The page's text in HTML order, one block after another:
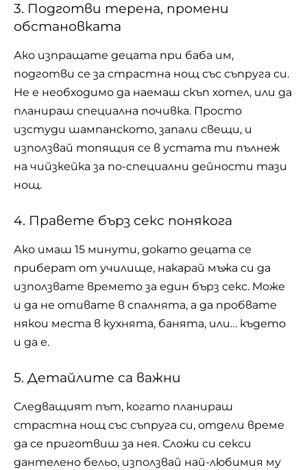
3. Подготви терена, промени
обстановката
Ако изпращате децата при баба им,
подготви се за страстна нощ със съпруга си.
Не е необходимо да наемаш скъп хотел, или да
планираш специална почивка. Просто
изстуди шампанското, запали свещи, и
използвай топящия се в устата ти пълнеж
на чийзкейка за по-специални дейности тази
нощ.
4. Правете бърз секс понякога
Ако имаш 15 минути, докато децата се
приберат от училище, накарай мъжа си да
използвате времето за един бърз секс. Може
и да не отивате в спалнята, а да пробвате
някои места в кухнята, банята, или… където
и да е.
5. Детайлите са важни
Следващият път, когато планираш
страстна нощ със съпруга си, отдели време
да се приготвиш за нея. Сложи си секси
дантелено бельо, използвай най-любимия му